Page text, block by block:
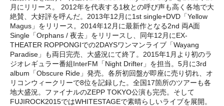
月にリリース。 2012年を代表する1枚との呼び声も高く各地で大
絶賛、大好評を呼んだ。2013年12月に1st single+DVD「Yellow
Magus」をリリース。2014年12月に最新作となる2nd 両A面
Single「Orphans / 夜去」をリリースし、同年12月にEX-
THEATER ROPPONGIでの2DAYSワンマンライブ「Wayang
Paradise」も両日完売、大盛況にて終了。2015年1月より初のラ
ジオレギュラー番組InterFM「Night Drifter」を担当。5月に3rd
album「Obscure Ride」発売。各所初回盤が即座に売り切れ、オ
リコンウィークリーで8位を記録した。全国17箇所のツアーも各
地大盛況。ファイナルのZEPP TOKYO公演も完売。そして
FUJIROCK2015ではWHITESTAGEで素晴らしいライブを展開。